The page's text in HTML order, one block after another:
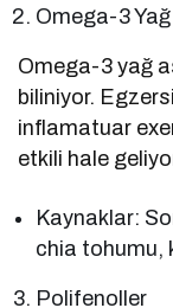
Omega-3
Omega-3 yağ
biliniyor.
inflamatuar
etkili hale
Kaynaklar:
chia tohumu,
Polifenoller